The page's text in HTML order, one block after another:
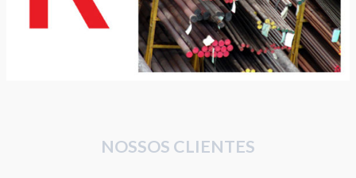
NOSSOS CLIENTES